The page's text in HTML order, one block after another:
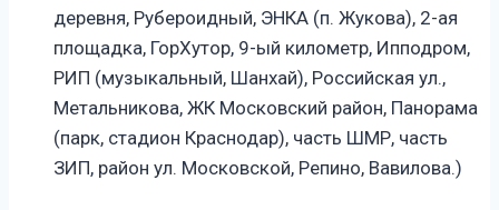
деревня, Рубероидный, ЭНКА (п. Жукова), 2-ая
площадка, ГорХутор, 9-ый километр, Ипподром,
РИП (музыкальный, Шанхай), Российская ул.,
Метальникова, ЖК Московский район, Панорама
(парк, стадион Краснодар), часть ШМР, часть
ЗИП, район ул. Московской, Репино, Вавилова.)